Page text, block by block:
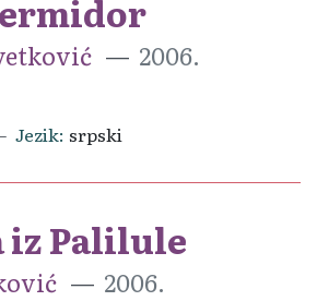
2006.
Jezik srpski
iz Palilule
2006.